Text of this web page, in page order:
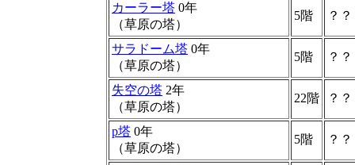
カーラー塔 0年
（草原の塔）
5階 ？
サラドーム塔 0年
（草原の塔）
5階 ？
失空の塔 2年
（草原の塔）
22階 ？
p塔 0年
（草原の塔）
5階 ？